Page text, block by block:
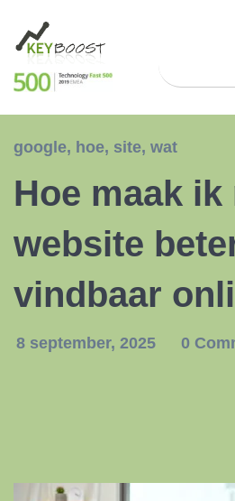
google, hoe, site, wat
Hoe maak ik
website
vindbaar
8 september, 2025 0